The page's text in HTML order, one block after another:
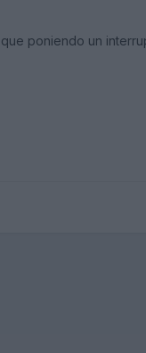
poniendo un